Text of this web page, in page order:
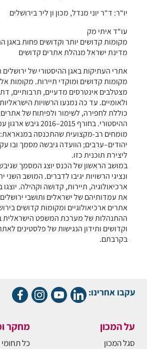
יו“ר: ד“ר יוני מנדל, מכון ון ליר בירושלים
עו“ד איתי מק
מקומות קדושים יותר וקדושים פחות באגן
מדינת ישראל מנהלת אתרים קדושים
אתרי העתיקות באגן ההיסטורי של
מקומות קדושים ומוקדי תיירות. מקומות
מצטלבים אינטרסים מדעיים, תרבותיים,
ולאומיים. עד כה נמנעו הרשויות
כוללת לחפירה, לשימור ולפיתוח של אתרים
ההיסטורי. בחורף
מומחים רב-מקצועית שהתכנסה במנאראת:
יהודים–ערבים; הוועדה גיבשה מסמך ובו
ליצירת תוכנית כזו.
במושב הראשון של הכנס יוצג המסמך
ונציגי הרשויות יגיבו לדברים. המושב
ארכיאולוגיה, תיירות, קדושה וקהילה.
את עמדותיהם של ישראלים ותושבי
אתרים ארכיאולוגיים ומקומות קדושים
ההתנהלות של מערכת המשפט הישראלית
וקדושים ותידון הנגישות של פלסטינים
בקרבתם.
עקבו אחרינו:
על המכון
סגל המכון
מחקר
כל